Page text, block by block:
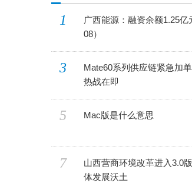
1
广西能源：融资余额1.25
08）
3
Mate60系列供应链紧急加
热战在即
5 Mac版是什么意思
7
山西营商环境改革进入3.0版 多部门联动厚植经营主
体发展沃土